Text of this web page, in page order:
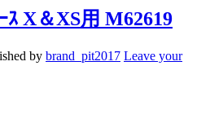
ｽ X＆XS用 M62619
by brand_pit2017 Leave your